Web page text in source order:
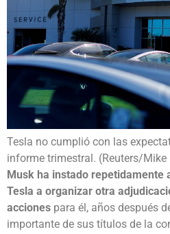
Tesla no cumplió con las
informe trimestral. (Reuters/Mike
Musk ha instado repetidamente
Tesla a organizar otra
acciones para él, años después
importante de sus títulos de la